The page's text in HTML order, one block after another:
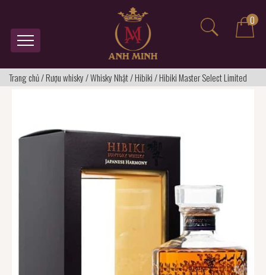
0
Trang chủ/Rượu whisky/Whisky Nhật/Hibiki/Hibiki Master Select Limited